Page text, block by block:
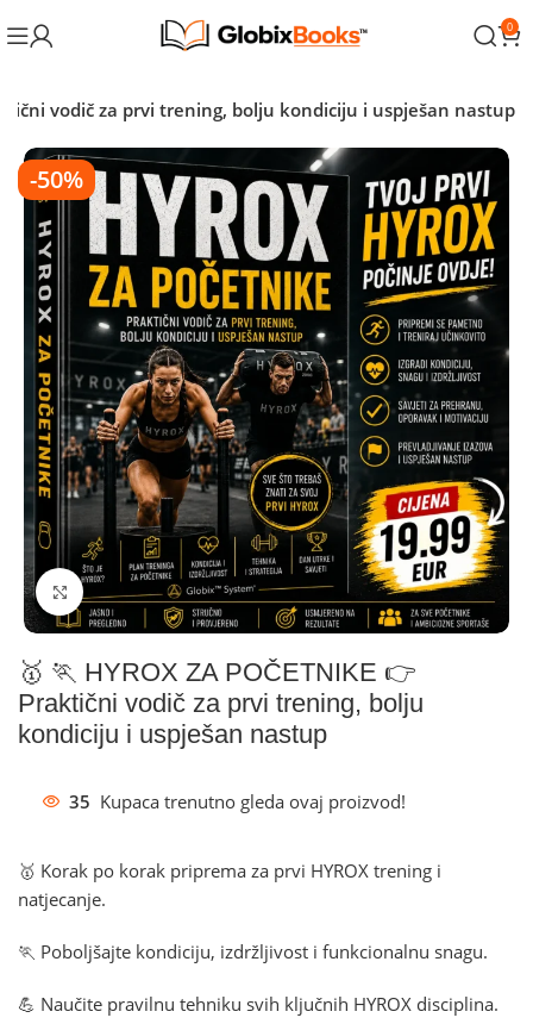
0
vodič za prvi trening, bolju kondiciju i uspješan nastup
-50%
Klikni za povećanje
🥇 🏃 HYROX ZA POČETNIKE 👉
Praktični vodič za prvi trening, bolju
kondiciju i uspješan nastup
35 Kupaca trenutno gleda ovaj proizvod!
🥇 Korak po korak priprema za prvi HYROX trening i
natjecanje.
🏃 Poboljšajte kondiciju, izdržljivost i funkcionalnu snagu.
💪 Naučite pravilnu tehniku svih ključnih HYROX disciplina.